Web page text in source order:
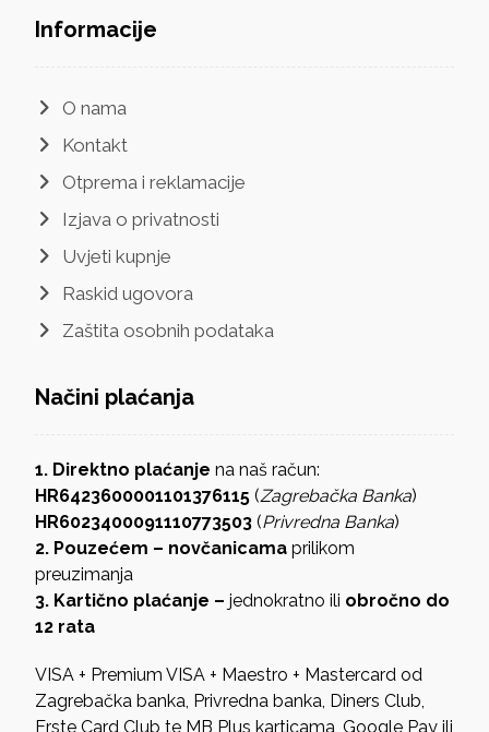
Informacije
O nama
Kontakt
Otprema i reklamacije
Izjava o privatnosti
Uvjeti kupnje
Raskid ugovora
Zaštita osobnih podataka
Načini plaćanja
1. Direktno plaćanje na naš račun:
HR6423600001101376115(Zagrebačka Banka)
HR6023400091110773503(Privredna Banka)
2. Pouzećem – novčanicamaprilikom
preuzimanja
3. Kartično plaćanje –jednokratno ili obročno do
12 rata
VISA + Premium VISA + Maestro + Mastercard od
Zagrebačka banka, Privredna banka, Diners Club,
Erste Card Club te MB Plus karticama, Google Pay ili